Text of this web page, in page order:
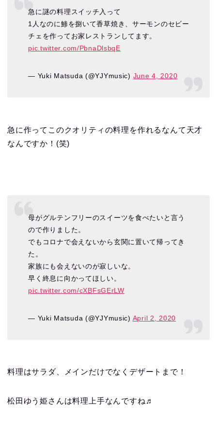
急に謎の料理スイッチ入って
1人なのに鯵を捌いて香草焼き、サーモンのセビー
チェを作ってお家レストランしてます。
pic.twitter.com/PbnaDlsbqE
— Yuki Matsuda (@YJYmusic) June 4, 2020
急に作ってこのクオリティの料理を作れるなんて天才
なんですか！(笑)
母がグルテンフリーのスイーツを食べたいと言う
ので作りました。
でもコロナで会えないから玄関に置いて帰ってき
た。
家族にも会えないのが寂しいな。
早く終息に向かってほしい。
pic.twitter.com/cXBFsGErLW
— Yuki Matsuda (@YJYmusic) April 2, 2020
料理はサラダ、メインだけでなくデザートまで！
松田ゆう姫さんは料理上手なんですね♬